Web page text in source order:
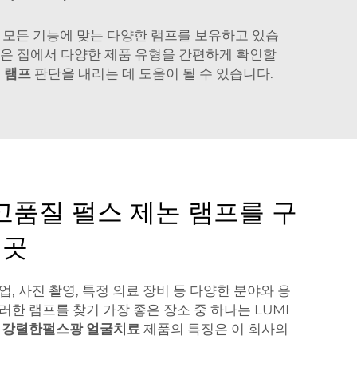
든 기능에 맞는 다양한 램프를 보유하고 있습
집에서 다양한 제품 유형을 간편하게 확인할
램프 판단을 내리는 데 도움이 될 수 있습니다.
품질 펄스 제논 램프를 구
, 사진 촬영, 특정 의료 장비 등 다양한 분야와 응
한 램프를 찾기 가장 좋은 장소 중 하나는 LUMI
강렬한펄스광 얼굴치료 제품의 특징은 이 회사의